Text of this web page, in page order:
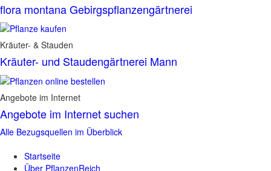
flora montana Gebirgspflanzengärtnerei
Kräuter- & Stauden
Kräuter- und Staudengärtnerei Mann
Angebote im Internet
Angebote im Internet suchen
Alle Bezugsquellen im Überblick
Startseite
Über PflanzenReich